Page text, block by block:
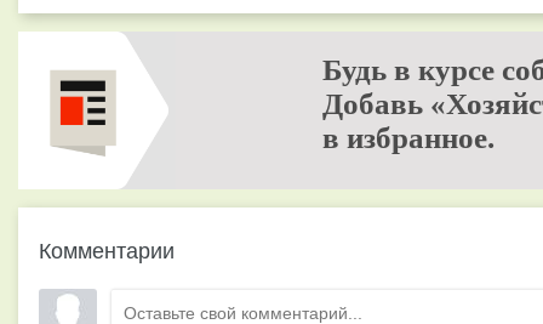
Будь в курсе
Добавь
в избранное.
Комментарии